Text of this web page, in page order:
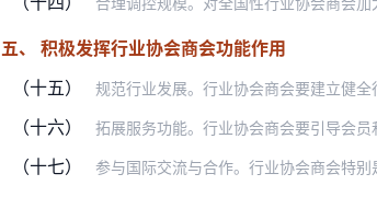
五、 积极发挥行业协会商会功能作用
（十五）
规范行业发展。行业协会商会要建立健全行业自律
（十六） 拓展服务功能。行业协会商会要引导会员和从业人
（十七） 参与国际交流与合作。行业协会商会特别是全国性